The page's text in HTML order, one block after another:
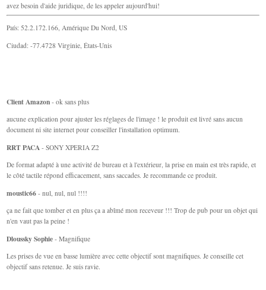
avez besoin d'aide juridique, de les appeler aujourd'hui!
País: 52.2.172.166, Amérique Du Nord, US
Ciudad: -77.4728 Virginie, États-Unis
Client Amazon - ok sans plus
aucune explication pour ajuster les réglages de l'image ! le produit est livré sans aucun
document ni site internet pour conseiller l'installation optimum.
RRT PACA - SONY XPERIA Z2
De format adapté à une activité de bureau et à l'extérieur, la prise en main est très rapide, et
le côté tactile répond efficacement, sans saccades. Je recommande ce produit.
moustic66 - nul, nul, nul !!!!
ça ne fait que tomber et en plus ça a abîmé mon receveur !!! Trop de pub pour un objet qui
n'en vaut pas la peine !
Dloussky Sophie - Magnifique
Les prises de vue en basse lumière avec cette objectif sont magnifiques. Je conseille cet
objectif sans retenue. Je suis ravie.